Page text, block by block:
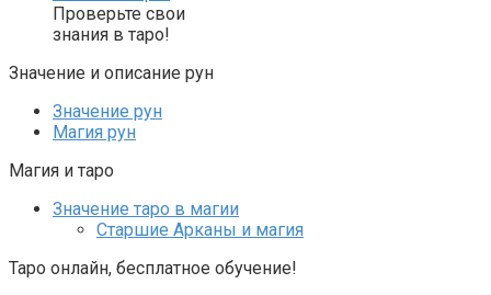
Проверьте свои
знания в таро!
Значение и описание рун
Значение рун
Магия рун
Магия и таро
Значение таро в магии
Старшие Арканы и магия
Таро онлайн, бесплатное обучение!